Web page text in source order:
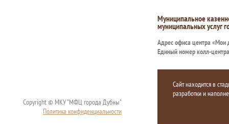
Муниципальное
муниципальных услуг
Адрес офиса центра «Мои
Единый номер колл-
Copyright © МКУ "МФЦ города Дубны"
Политика конфиденциальности
Сайт находится в
разработки и